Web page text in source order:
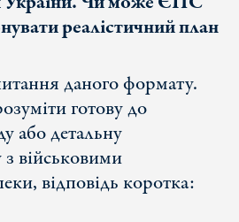
реалістичний план
даного формату.
готову до
або детальну
військовими
відповідь коротка: